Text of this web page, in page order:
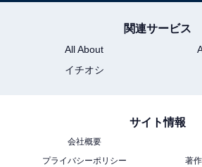
関連サービス
All About
イチオシ
サイト情報
会社概要
プライバシーポリシー
著